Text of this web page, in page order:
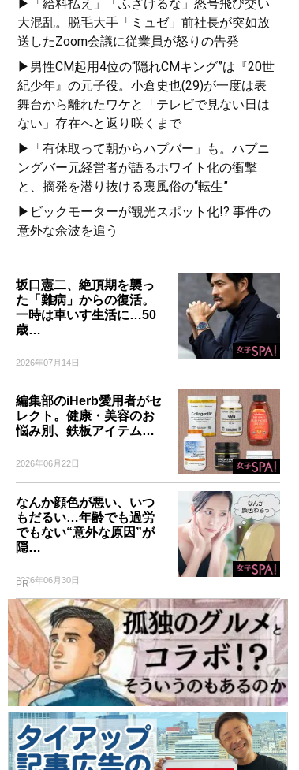
▶「給料払え」「ふざけるな」怒号飛び交い
大混乱。脱毛大手「ミュゼ」前社長が突如放
送したZoom会議に従業員が怒りの告発
▶男性CM起用4位の“隠れCMキング”は『20世
紀少年』の元子役。小倉史也(29)が一度は表
舞台から離れたワケと「テレビで見ない日は
ない」存在へと返り咲くまで
▶「有休取って朝からハプバー」も。ハプニ
ングバー元経営者が語るホワイト化の衝撃
と、摘発を潜り抜ける裏風俗の“転生”
▶ビックモーターが観光スポット化!? 事件の
意外な余波を追う
坂口憲二、絶頂期を襲っ
た「難病」からの復活。
一時は車いす生活に…50
歳…
2026年07月14日
編集部のiHerb愛用者がセ
レクト。健康・美容のお
悩み別、鉄板アイテム…
2026年06月22日
なんか顔色が悪い、いつ
もだるい…年齢でも過労
でもない“意外な原因”が
隠…
2026年06月30日
PR